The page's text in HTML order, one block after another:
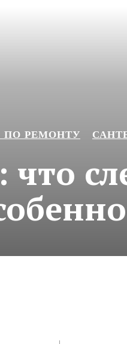
ПО РЕМОНТУ